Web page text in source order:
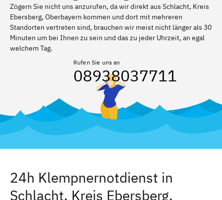
Zögern Sie nicht uns anzurufen, da wir direkt aus Schlacht, Kreis
Ebersberg, Oberbayern kommen und dort mit mehreren
Standorten vertreten sind, brauchen wir meist nicht länger als 30
Minuten um bei Ihnen zu sein und das zu jeder Uhrzeit, an egal
welchem Tag.
Rufen Sie uns an
08938037711
24h Klempnernotdienst in
Schlacht, Kreis Ebersberg,